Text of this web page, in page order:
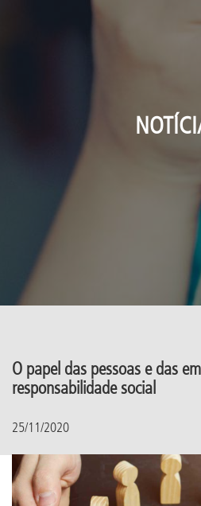
O papel das pessoas e das
responsabilidade social
25/11/2020